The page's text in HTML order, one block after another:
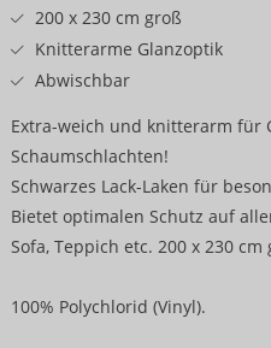
200 x 230 cm groß
Knitterarme Glanzoptik
Abwischbar
Extra-weich und knitterarm für
Schaumschlachten!
Schwarzes Lack-Laken für
Bietet optimalen Schutz auf
Sofa, Teppich etc. 200 x 230
100% Polychlorid (Vinyl).